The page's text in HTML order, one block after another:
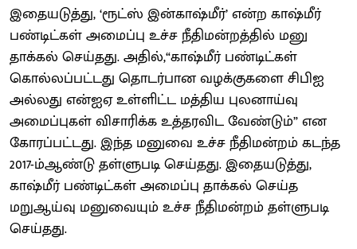
இதையடுத்து, ‘ரூட்ஸ் இன்காஷ்மீர்’ என்ற காஷ்மீர்
பண்டிட்கள் அமைப்பு உச்ச நீதிமன்றத்தில் மனு
தாக்கல் செய்தது. அதில்,“காஷ்மீர் பண்டிட்கள்
கொல்லப்பட்டது தொடர்பான வழக்குகளை சிபிஐ
அல்லது என்ஐஏ உள்ளிட்ட மத்திய புலனாய்வு
அமைப்புகள் விசாரிக்க உத்தரவிட வேண்டும்” என
கோரப்பட்டது. இந்த மனுவை உச்ச நீதிமன்றம் கடந்த
2017-ம்ஆண்டு தள்ளுபடி செய்தது. இதையடுத்து,
காஷ்மீர் பண்டிட்கள் அமைப்பு தாக்கல் செய்த
மறுஆய்வு மனுவையும் உச்ச நீதிமன்றம் தள்ளுபடி
செய்தது.